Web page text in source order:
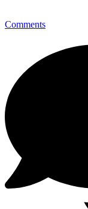
Comments